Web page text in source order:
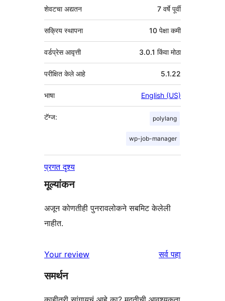
शेवटचा अद्यतन 7 वर्षेपूर्वी
सक्रिय स्थापना 10 पेक्षा कमी
वर्डप्रेस आवृत्ती 3.0.1 किंवा मोठा
परीक्षित केले आहे 5.1.22
भाषा English (US)
टॅग्ज: polylang
wp-job-manager
प्रगत दृश्य
मूल्यांकन
अजून कोणतीही पुनरावलोकने सबमिट केलेली
नाहीत.
Your review सर्वपुनरावलोकने
पहा
समर्थन